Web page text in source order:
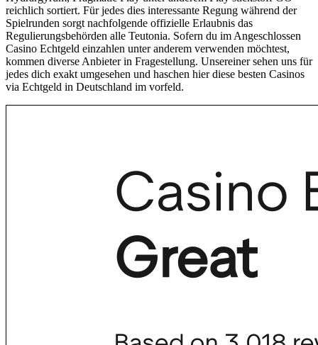
reichlich sortiert. Für jedes dies interessante Regung während der
Spielrunden sorgt nachfolgende offizielle Erlaubnis das
Regulierungsbehörden alle Teutonia. Sofern du im Angeschlossen
Casino Echtgeld einzahlen unter anderem verwenden möchtest,
kommen diverse Anbieter in Fragestellung. Unsereiner sehen uns für
jedes dich exakt umgesehen und haschen hier diese besten Casinos
via Echtgeld in Deutschland im vorfeld.